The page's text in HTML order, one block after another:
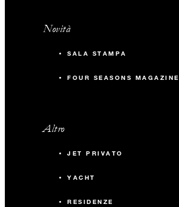
Novità
SALA STAMPA
FOUR SEASONS MAGAZINE
Altro
JET PRIVATO
YACHT
RESIDENZE